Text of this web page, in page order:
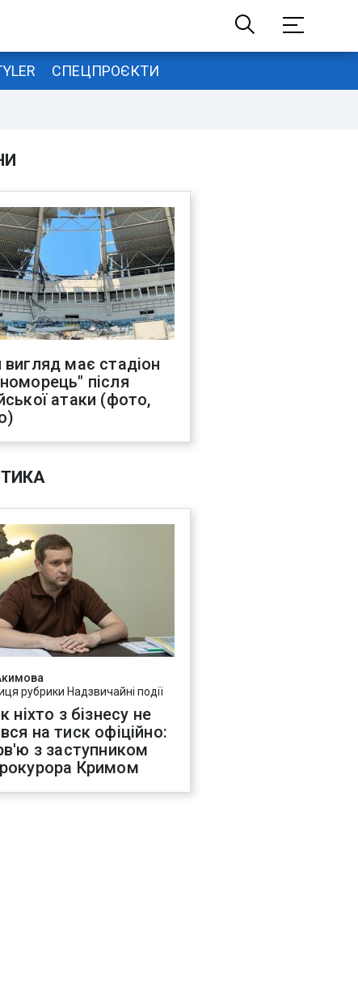
СПЕЦПРОЄКТИ
вигляд має стадіон
після
атаки (фото,
рубрики Надзвичайні події
ніхто з бізнесу не
на тиск офіційно:
з заступником
Кримом